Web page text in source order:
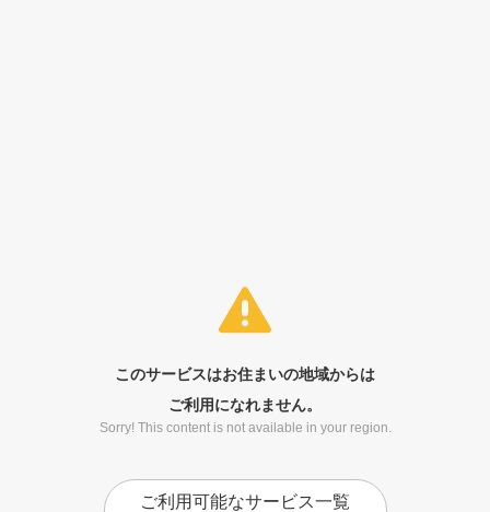
このサービスはお住まいの地域からは
ご利用になれません。
Sorry! This content is not available in your region.
ご利用可能なサービス一覧